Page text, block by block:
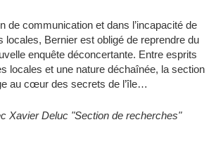
de communication et dans l’incapacité de
locales, Bernier est obligé de reprendre du
enquête déconcertante. Entre esprits
locales et une nature déchaînée, la section
au cœur des secrets de l’île…
Xavier Deluc "Section de recherches"